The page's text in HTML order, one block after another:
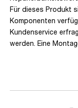
Für dieses Produkt
Komponenten
Kundenservice
werden. Eine